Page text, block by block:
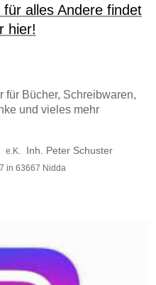
alles Andere findet
hier!
für Bücher, Schreibwaren,
und vieles mehr
e.K.Inh. Peter Schuster
in 63667 Nidda